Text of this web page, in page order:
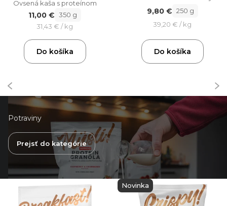
Ovsená kaša s proteínom
11,00 € 350 g
31,43 € / kg
Do košíka
9,80 € 250 g
39,20 € / kg
Do košíka
Potraviny
Prejsť do kategórie
Novinka